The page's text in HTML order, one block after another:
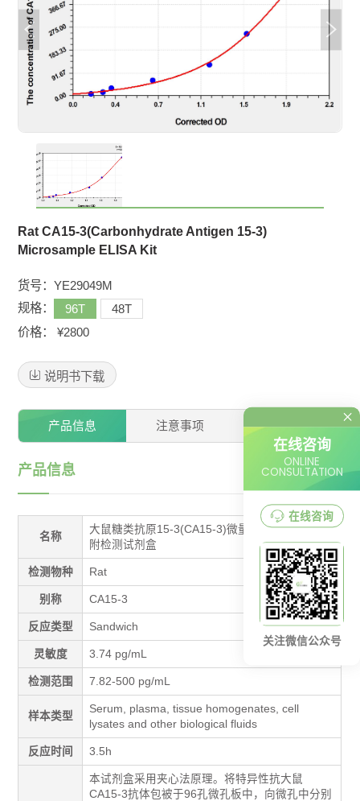
Rat CA15-3(Carbonhydrate Antigen 15-3)
Microsample ELISA Kit
货号：YE29049M
规格：
96T
48T
价格： ¥2800
说明书下载
产品信息 注意事项 推荐产品
产品信息
名称
大鼠糖类抗原15-3(CA15-3)微量上样酶联免疫吸
附检测试剂盒
检测物种 Rat
别称 CA15-3
反应类型 Sandwich
灵敏度 3.74 pg/mL
检测范围 7.82-500 pg/mL
样本类型
Serum, plasma, tissue homogenates, cell
lysates and other biological fluids
反应时间 3.5h
本试剂盒采用夹心法原理。将特异性抗大鼠
CA15-3抗体包被于96孔微孔板中，向微孔中分别
在线咨询
ONLINE
CONSULTATION
在线咨询
关注微信公众号